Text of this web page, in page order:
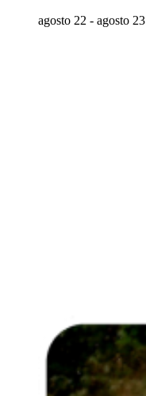
agosto 22 - agosto 23